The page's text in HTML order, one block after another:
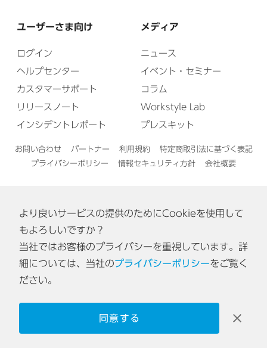
ユーザーさま向け
ログイン
ヘルプセンター
カスタマーサポート
リリースノート
インシデントレポート
メディア
ニュース
イベント・セミナー
コラム
Workstyle Lab
プレスキット
お問い合わせ パートナー 利用規約
特定商取引法に基づく表記
プライバシーポリシー
情報セキュリティ方針 会社概要
より良いサービスの提供のためにCookieを使用して
もよろしいですか？
当社ではお客様のプライバシーを重視しています。詳
細については、当社のプライバシーポリシーをご覧く
ださい。
同意する
認証番号: ISA IS 0170